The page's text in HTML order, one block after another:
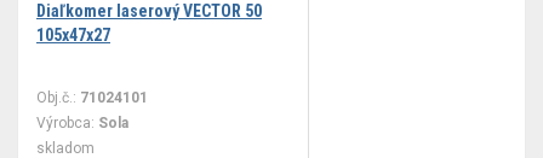
Diaľkomer laserový VECTOR 50
105x47x27
Obj.č.: 71024101
Výrobca: Sola
skladom